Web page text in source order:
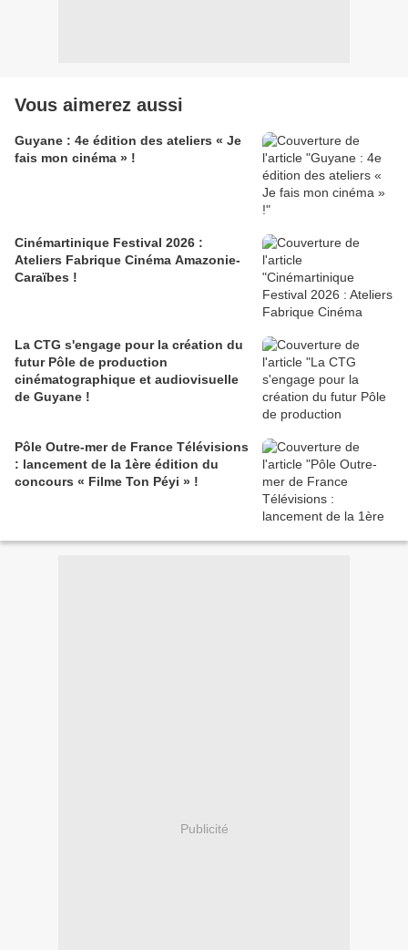
Vous aimerez aussi
Guyane : 4e édition des ateliers « Je
fais mon cinéma » !
Cinémartinique Festival 2026 :
Ateliers Fabrique Cinéma Amazonie-
Caraïbes !
La CTG s'engage pour la création du
futur Pôle de production
cinématographique et audiovisuelle
de Guyane !
Pôle Outre-mer de France Télévisions
: lancement de la 1ère édition du
concours « Filme Ton Péyi » !
Publicité